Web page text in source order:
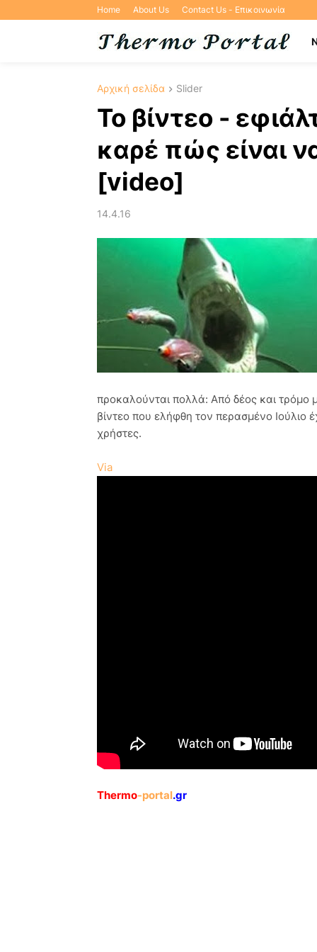
Home About Us Contact Us - Επικοινωνία
Αρχική σελίδα Slider
Το βίντεο -
καρέ πώς είναι
[video]
14.4.16
προκαλούνται πολλά: Από δέος και τρόμο
βίντεο που ελήφθη τον περασμένο Ιούλιο
χρήστες.
Via
Thermo-portal.gr